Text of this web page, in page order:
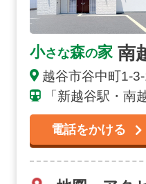
小さな森の家 南
越谷市谷中町1-
「新越谷駅・南
電話をかける